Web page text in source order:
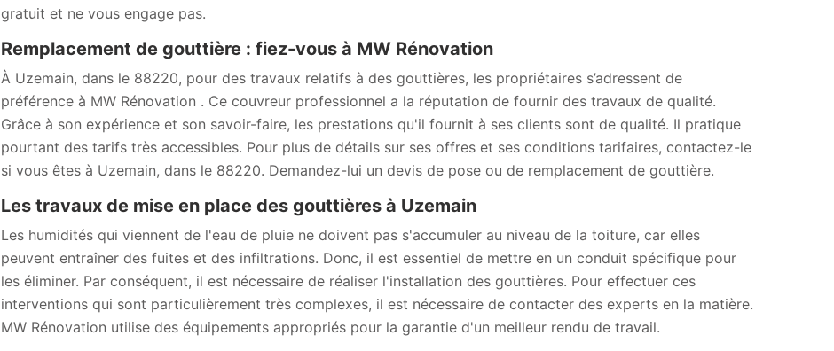
gratuit et ne vous engage pas.
Remplacement de gouttière : fiez-vous à MW Rénovation
À Uzemain, dans le 88220, pour des travaux relatifs à des gouttières, les propriétaires s’adressent de
préférence à MW Rénovation . Ce couvreur professionnel a la réputation de fournir des travaux de qualité.
Grâce à son expérience et son savoir-faire, les prestations qu'il fournit à ses clients sont de qualité. Il pratique
pourtant des tarifs très accessibles. Pour plus de détails sur ses offres et ses conditions tarifaires, contactez-le
si vous êtes à Uzemain, dans le 88220. Demandez-lui un devis de pose ou de remplacement de gouttière.
Les travaux de mise en place des gouttières à Uzemain
Les humidités qui viennent de l'eau de pluie ne doivent pas s'accumuler au niveau de la toiture, car elles
peuvent entraîner des fuites et des infiltrations. Donc, il est essentiel de mettre en un conduit spécifique pour
les éliminer. Par conséquent, il est nécessaire de réaliser l'installation des gouttières. Pour effectuer ces
interventions qui sont particulièrement très complexes, il est nécessaire de contacter des experts en la matière.
MW Rénovation utilise des équipements appropriés pour la garantie d'un meilleur rendu de travail.